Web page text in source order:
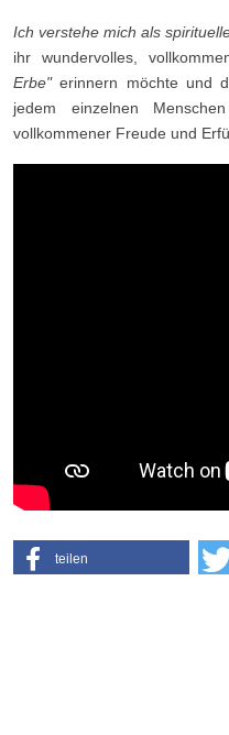
Ich verstehe mich als
ihr wundervolles,
Erbe"erinnern möchte und
jedem einzelnen
vollkommener Freude und
teilen